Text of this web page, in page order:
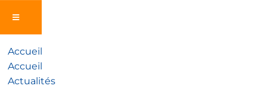
Accueil
Accueil
Actualités